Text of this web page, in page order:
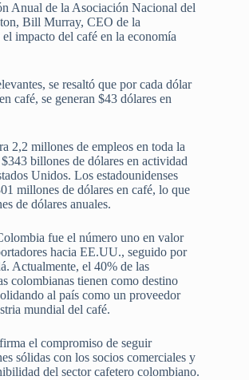
Anual de la Asociación Nacional del
Bill Murray, CEO de la
impacto del café en la economía
se resaltó que por cada dólar
café, se generan $43 dólares en
2,2 millones de empleos en toda la
billones de dólares en actividad
Unidos. Los estadounidenses
millones de dólares en café, lo que
de dólares anuales.
fue el número uno en valor
hacia EE.UU., seguido por
Actualmente, el 40% de las
colombianas tienen como destino
al país como un proveedor
mundial del café.
el compromiso de seguir
sólidas con los socios comerciales y
del sector cafetero colombiano.